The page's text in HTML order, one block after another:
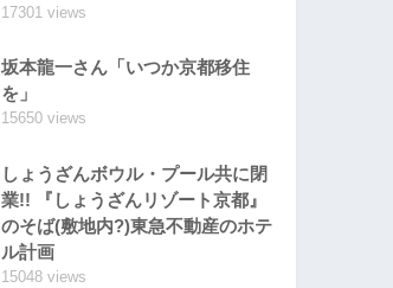
17301 views
坂本龍一さん「いつか京都移住
を」
15650 views
しょうざんボウル・プール共に閉
業!! 『しょうざんリゾート京都』
のそば(敷地内?)東急不動産のホテ
ル計画
15048 views